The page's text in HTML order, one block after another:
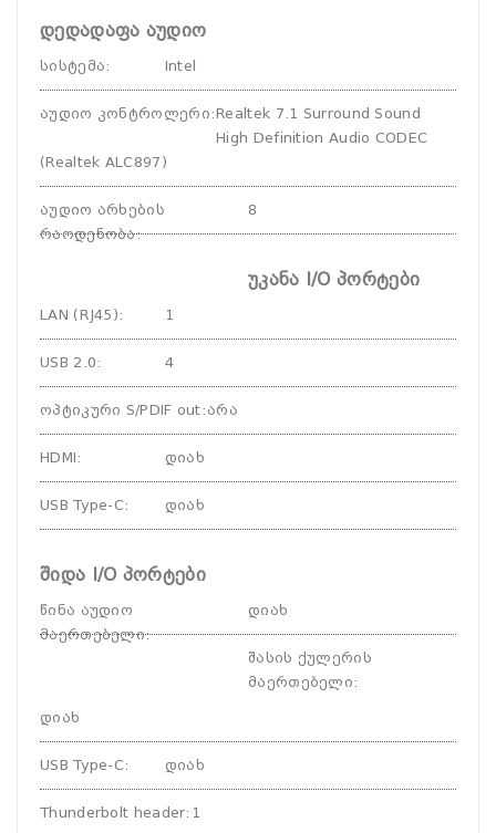
დედადაფა აუდიო
სისტემა: Intel
აუდიო კონტროლერი:Realtek 7.1 Surround Sound
High Definition Audio CODEC
(Realtek ALC897)
აუდიო არხების
რაოდენობა:
8
უკანა I/O პორტები
LAN (RJ45): 1
USB 2.0: 4
ოპტიკური S/PDIF out: არა
HDMI: დიახ
USB Type-C: დიახ
შიდა I/O პორტები
წინა აუდიო
მაერთებელი:
დიახ
შასის ქულერის
მაერთებელი:
დიახ
USB Type-C: დიახ
Thunderbolt header: 1